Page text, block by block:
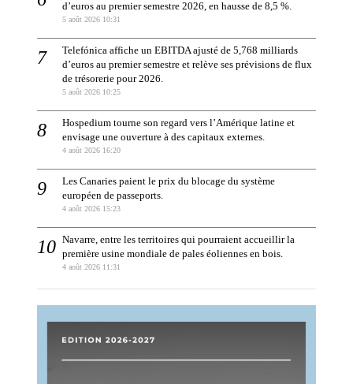
d’euros au premier semestre 2026, en hausse de 8,5 %.
5 août 2026 10:31
Telefónica affiche un EBITDA ajusté de 5,768 milliards
d’euros au premier semestre et relève ses prévisions de flux
de trésorerie pour 2026.
5 août 2026 10:25
Hospedium tourne son regard vers l’Amérique latine et
envisage une ouverture à des capitaux externes.
4 août 2026 16:20
Les Canaries paient le prix du blocage du système
européen de passeports.
4 août 2026 15:23
Navarre, entre les territoires qui pourraient accueillir la
première usine mondiale de pales éoliennes en bois.
4 août 2026 11:31